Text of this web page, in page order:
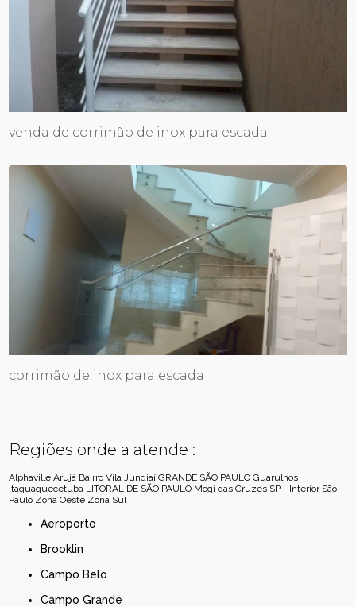
venda de corrimão de inox para escada
corrimão de inox para escada
Regiões onde a atende :
Alphaville Arujá Bairro Vila Jundiaí GRANDE SÃO PAULO Guarulhos
Itaquaquecetuba LITORAL DE SÃO PAULO Mogi das Cruzes SP - Interior São
Paulo Zona Oeste Zona Sul
Aeroporto
Brooklin
Campo Belo
Campo Grande